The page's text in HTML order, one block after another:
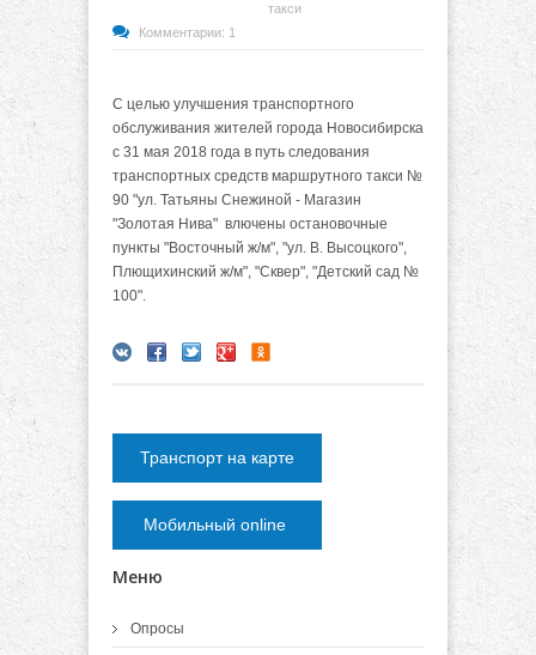
такси
Комментарии: 1
С целью улучшения транспортного
обслуживания жителей города Новосибирска
с 31 мая 2018 года в путь следования
транспортных средств маршрутного такси №
90 "ул. Татьяны Снежиной - Магазин
"Золотая Нива" влючены остановочные
пункты "Восточный ж/м", "ул. В. Высоцкого",
Плющихинский ж/м", "Сквер", "Детский сад №
100".
Транспорт на карте
Мобильный online
Меню
Опросы